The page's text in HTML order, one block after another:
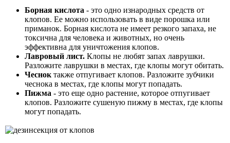
Борная кислота - это одно изнародных средств от
клопов. Ее можно использовать в виде порошка или
приманок. Борная кислота не имеет резкого запаха, не
токсична для человека и животных, но очень
эффективна для уничтожения клопов.
Лавровый лист. Клопы не любят запах лаврушки.
Разложите лаврушки в местах, где клопы могут обитать.
Чеснок также отпугивает клопов. Разложите зубчики
чеснока в местах, где клопы могут попадать.
Пижма - это еще одно растение, которое отпугивает
клопов. Разложите сушеную пижму в местах, где клопы
могут попадать.